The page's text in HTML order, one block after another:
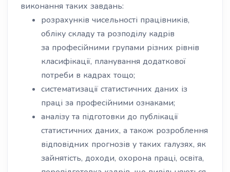
виконання таких завдань:
розрахунків чисельності працівників,
обліку складу та розподілу кадрів
за професійними групами різних рівнів
класифікації, планування додаткової
потреби в кадрах тощо;
систематизації статистичних даних із
праці за професійними ознаками;
аналізу та підготовки до публікації
статистичних даних, а також розроблення
відповідних прогнозів у таких галузях, як
зайнятість, доходи, охорона праці, освіта,